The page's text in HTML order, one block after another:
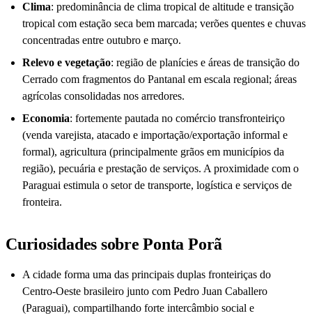
Clima: predominância de clima tropical de altitude e transição
tropical com estação seca bem marcada; verões quentes e chuvas
concentradas entre outubro e março.
Relevo e vegetação: região de planícies e áreas de transição do
Cerrado com fragmentos do Pantanal em escala regional; áreas
agrícolas consolidadas nos arredores.
Economia: fortemente pautada no comércio transfronteiriço
(venda varejista, atacado e importação/exportação informal e
formal), agricultura (principalmente grãos em municípios da
região), pecuária e prestação de serviços. A proximidade com o
Paraguai estimula o setor de transporte, logística e serviços de
fronteira.
Curiosidades sobre Ponta Porã
A cidade forma uma das principais duplas fronteiriças do
Centro-Oeste brasileiro junto com Pedro Juan Caballero
(Paraguai), compartilhando forte intercâmbio social e